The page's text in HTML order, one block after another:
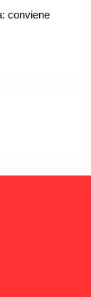
conviene